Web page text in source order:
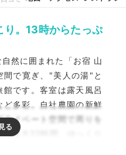
り。13時からたっぷ
然に囲まれた「お宿 山
間で寛ぎ、"美人の湯"と
です。客室は露天風呂
多彩。自社農園の新鮮
イベート空間で周りを
最大22時間、ゆっくり